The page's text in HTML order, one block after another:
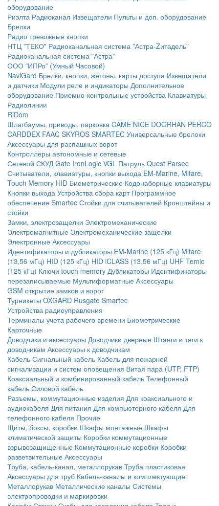
оборудование
Риэлта Радиоканал Извещатели Пульты и доп. оборудование
Брелки
Радио тревожные кнопки
НТЦ "ТЕКО" Радиоканальная система "Астра-Zитадель"
Радиоканальная система "Астра"
ООО "ИПРо" (Умный Часовой)
NaviGard Брелки, кнопки, жетоны, карты доступа Извещатели
и датчики Модули реле и индикаторы Дополнительное
оборудование Приемно-контрольные устройства Клавиатуры
Радиолинии
RiDom
Шлагбаумы, приводы, парковка CAME NICE DOORHAN PERCO
CARDDEX FAAC SKYROS SMARTEC Универсальные брелоки
Аксессуары для распашных ворот
Контроллеры автономные и сетевые
Сетевой СКУД Gate IronLogic VGL Патруль Quest Parsec
Считыватели, клавиатуры, кнопки выхода EM-Marine, Mifare,
Touch Memory HID Биометрические Кодонаборные клавиатуры
Кнопки выхода Устройства сбора карт Программное
обеспечение Smartec Стойки для считывателей Кронштейны и
стойки
Замки, электрозащелки Электромеханические
Электромагнитные Электромеханические защелки
Электронные Аксессуары
Идентификаторы и дубликаторы EM-Marine (125 кГц) Mifare
(13,56 мГц) HID (125 кГц) HID iCLASS (13,56 мГц) UHF Temic
(125 кГц) Ключи touch memory Дубликаторы Идентификаторы
перезаписываемые Мультиформатные Аксессуары
GSM открытие замков и ворот
Турникеты OXGARD Rusgate Smartec
Устройства радиоуправления
Терминалы учета рабочего времени Биометрические
Карточные
Доводчики и аксессуары Доводчики дверные Штанги и тяги к
доводчикам Аксессуары к доводчикам
Кабель Сигнальный кабель Кабель для пожарной
сигнализации и систем оповещения Витая пара (UTP, FTP)
Коаксиальный и комбинированный кабель Телефонный
кабель Силовой кабель
Разъемы, коммутационные изделия Для коаксиального и
аудиокабеля Для питания Для компьютерного кабеля Для
телефонного кабеля Прочие
Щиты, боксы, коробки Шкафы монтажные Шкафы
климатической защиты Коробки коммутационные
взрывозащищенные Коммутационные коробки Коробки
разветвительные Аксессуары
Труба, кабель-канал, металлорукав Труба пластиковая
Аксессуары для труб Кабель-каналы и комплектующие
Металлорукав Металлические каналы Системы
электропроводки и маркировки